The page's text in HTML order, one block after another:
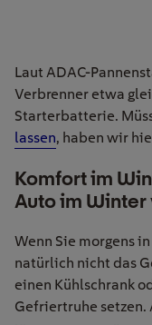
Laut ADAC-
Verbrenner etwa
Starterbatterie.
lassen, haben wir
Komfort im
Auto im Winter
Wenn Sie morgens
natürlich nicht das
einen Kühlschrank
Gefriertruhe